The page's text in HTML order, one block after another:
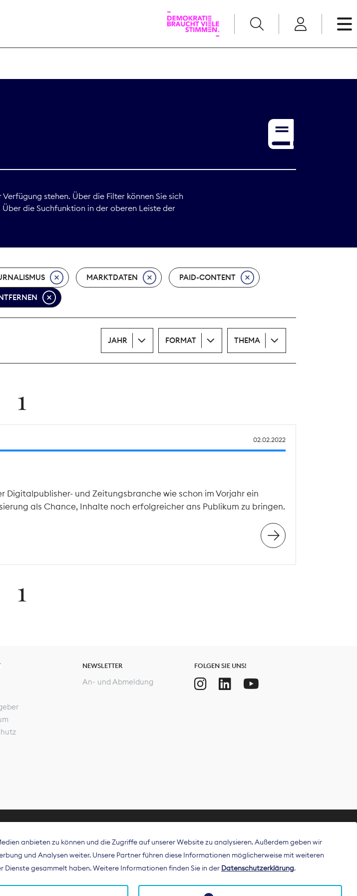
Print
stehen. Über die Filter können Sie sich
die Suchfunktion in der oberen Leiste der
MARKTDATEN PAID-CONTENT
JAHR FORMAT THEMA
1
02.02.2022
und Zeitungsbranche wie schon im Vorjahr ein
als Chance, Inhalte noch erfolgreicher ans Publikum zu bringen.
1
NEWSLETTER
An- und Abmeldung
FOLGEN SIE UNS!
Zeitungsverleger (BDZV) vertritt als
Zeitungsverlage und digitalen Publisher in
anbieten zu können und die Zugriffe auf unserer Website zu analysieren. Außerdem geben wir
und Analysen weiter. Unsere Partner führen diese Informationen möglicherweise mit weiteren
Dienste gesammelt haben. Weitere Informationen finden Sie in der Datenschutzerklärung.